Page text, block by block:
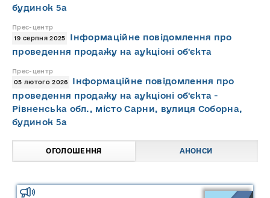
будинок 5а
Прес-центр
19 серпня 2025
Інформаційне повідомлення про
проведення продажу на аукціоні об'єкта
Прес-центр
05 лютого 2026
Інформаційне повідомлення про
проведення продажу на аукціоні об'єкта -
Рівненська обл., місто Сарни, вулиця Соборна,
будинок 5а
ОГОЛОШЕННЯ АНОНСИ